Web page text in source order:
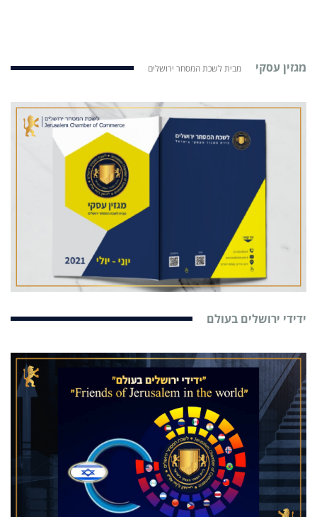
מגזין עסקי מבית לשכת המסחר ירושלים
ידידי ירושלים בעולם